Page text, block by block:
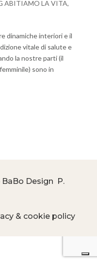
ABITIAMO LA VITA,
dinamiche interiori e il
vitale di salute e
la nostre parti (il
sono in
BaBo Design P.
& cookie policy